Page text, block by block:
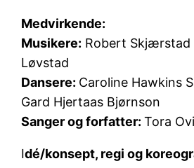
Medvirkende:
Musikere: Robert Skjærstad
Løvstad
Dansere: Caroline Hawkins
Gard Hjertaas Bjørnson
Sanger og forfatter:Tora
Idé/konsept, regi og